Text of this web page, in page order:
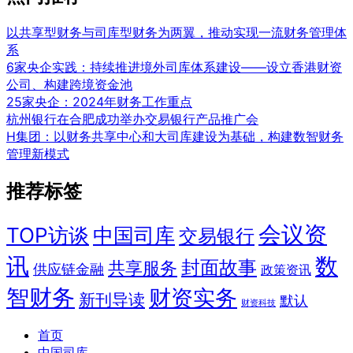
以共享型财务与司库型财务为两翼，推动实现一流财务管理体
系
6家央企实践：持续推进境外司库体系建设——设立香港财资
公司、构建跨境资金池
25家央企：2024年财务工作重点
杭州银行在合肥成功举办交易银行产品推广会
H集团：以财务共享中心和大司库建设为基础，构建数智财务
管理新模式
推荐标签
TOP访谈 中国司库 交易银行会议资
讯 供应链金融 共享服务 封面故事 政策资讯 数
智财务 新刊导读 财资实务 财资科技 默认
首页